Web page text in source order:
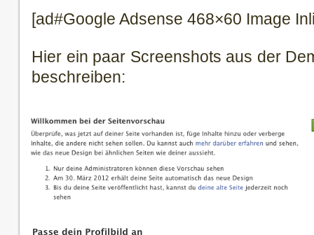
[ad#Google Adsense 468×60 Image
Hier ein paar Screenshots aus der
beschreiben: